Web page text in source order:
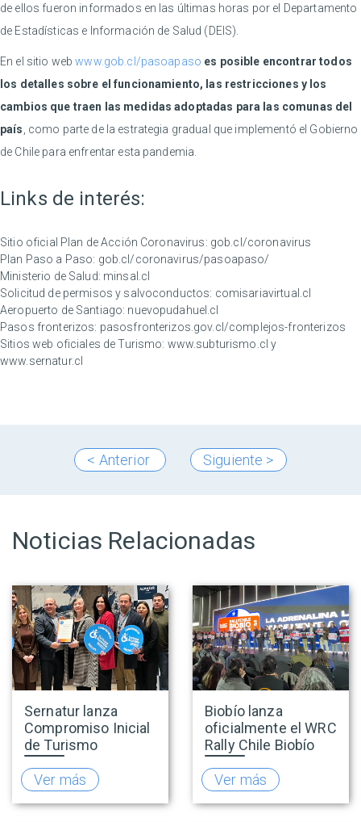
de ellos fueron informados en las últimas horas por el Departamento
de Estadísticas e Información de Salud (DEIS).
En el sitio webwww.gob.cl/pasoapaso es posible encontrar todos
los detalles sobre el funcionamiento, las restricciones y los
cambios que traen las medidas adoptadas para las comunas del
país , como parte de la estrategia gradual que implementó el Gobierno
de Chile para enfrentar esta pandemia.
Links de interés:
Sitio oficial Plan de Acción Coronavirus: gob.cl/coronavirus
Plan Paso a Paso: gob.cl/coronavirus/pasoapaso/
Ministerio de Salud: minsal.cl
Solicitud de permisos y salvoconductos: comisariavirtual.cl
Aeropuerto de Santiago: nuevopudahuel.cl
Pasos fronterizos: pasosfronterizos.gov.cl/complejos-fronterizos
Sitios web oficiales de Turismo: www.subturismo.cl y
www.sernatur.cl
< Anterior Siguiente >
Noticias Relacionadas
Sernatur lanza
Compromiso Inicial
de Turismo
Accesible para
promover una
oferta turística más
inclusiva
Ver más
Biobío lanza
oficialmente el WRC
Rally Chile Biobío
2026 con 141
empresas
adheridas al Sello
Rally
Ver más